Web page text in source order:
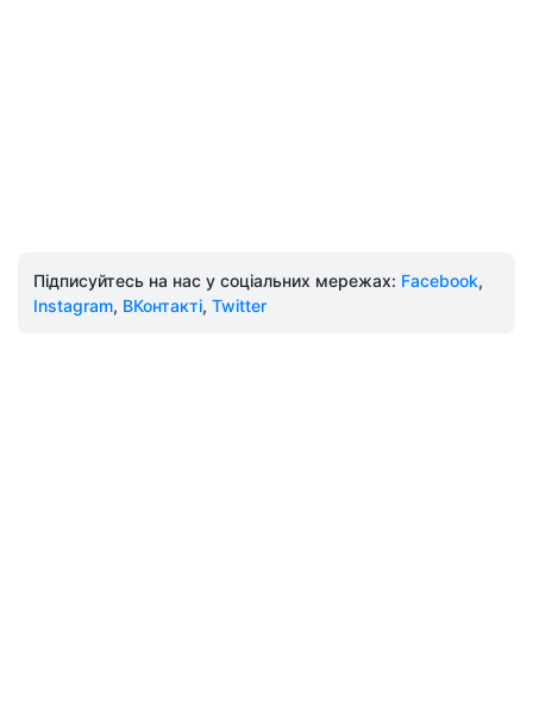
Підписуйтесь на нас у соціальних мережах: Facebook,
Instagram, ВКонтакті, Twitter